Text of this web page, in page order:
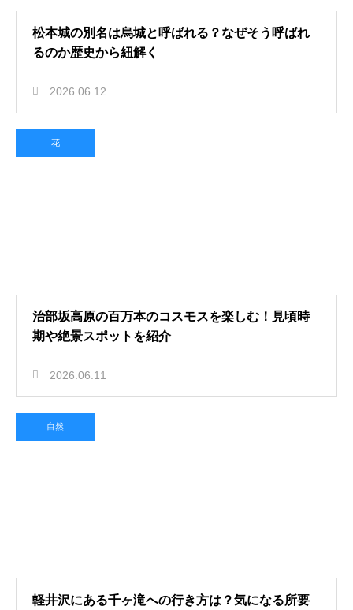
松本城の別名は烏城と呼ばれる？なぜそう呼ばれ
るのか歴史から紐解く
2026.06.12
花
治部坂高原の百万本のコスモスを楽しむ！見頃時
期や絶景スポットを紹介
2026.06.11
自然
軽井沢にある千ヶ滝への行き方は？気になる所要